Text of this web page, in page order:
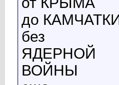
до
без
ЯДЕРНОЙ
ВОЙНЫ